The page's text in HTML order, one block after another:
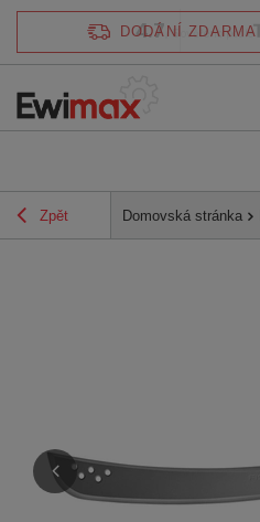
DODÁNÍ ZDARMA
Zpět Domovská stránka
4.7 /5 ověřeno podle